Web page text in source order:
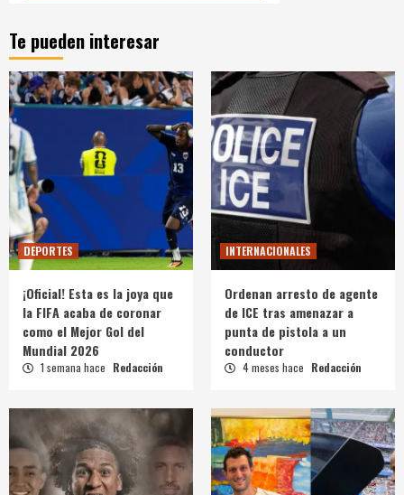
Te pueden interesar
DEPORTES
¡Oficial! Esta es la joya que
la FIFA acaba de coronar
como el Mejor Gol del
Mundial 2026
1 semana hace Redacción
INTERNACIONALES
Ordenan arresto de agente
de ICE tras amenazar a
punta de pistola a un
conductor
4 meses hace Redacción